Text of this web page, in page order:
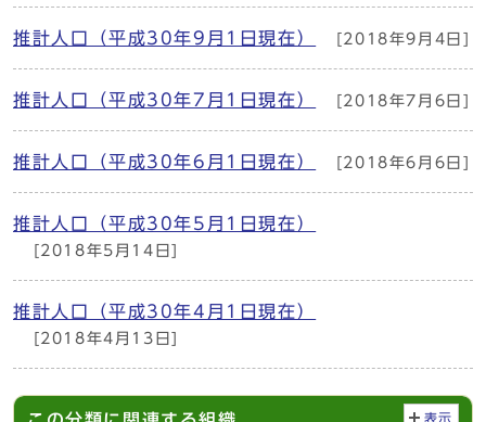
推計人口（平成30年9月1日現在） [2018年9月4日]
推計人口（平成30年7月1日現在） [2018年7月6日]
推計人口（平成30年6月1日現在） [2018年6月6日]
推計人口（平成30年5月1日現在）
[2018年5月14日]
推計人口（平成30年4月1日現在）
[2018年4月13日]
表示